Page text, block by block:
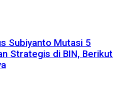
Subiyanto Mutasi 5
Strategis di BIN, Berikut